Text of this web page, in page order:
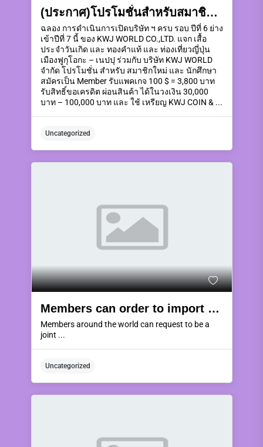
(ประกาศ)โปรโมชั่นสำหรับสมาชิกใหม่ลงสมัครเป็นสมาชิกรับแพคเกจตามระดับในวันที่ 10 – 20 กันยายน 2568
ฉลอง การดำเนินการเปิดบริษัท ฯ ครบ รอบ ปีที่ 6 ย่าง
เข้าปีที่ 7 นี้ ของ KWJ WORLD CO.,LTD. แจก เสื้อ
ประจำวันเกิด และ ทองคำแท้ และ ท่องเที่ยวญี่ปุ่น
เมืองฟูกุโอกะ – เนปปุ ร่วมกับ บริษัท KWJ WORLD
จำกัด โปรโมชั่น สำหรับ สมาชิกใหม่ และ นักศึกษา
สมัครเป็น Member รับแพคเกจ 100 $ = 3,800 บาท
รับสิทธิ์ขอเครดิต ผ่อนสินค้า ได้ในวงเงิน 30,000
บาท – 100,000 บาท และ ใช้ เหรียญ KWJ COIN & ...
Uncategorized
Members can order to import products from Thailand if they jointly trade by purchasing goods using KWJ COIN & KWJ CASH currency or using the LC system to pay.
Members around the world can request to be a
joint ...
Uncategorized